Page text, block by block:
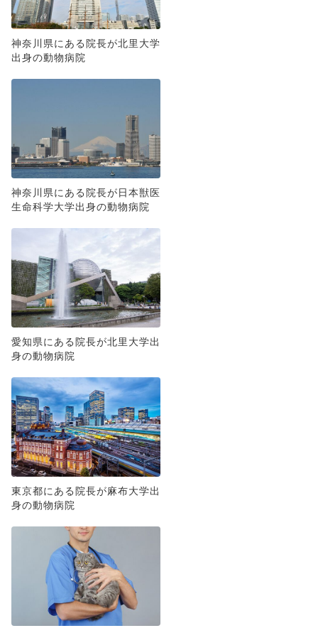
神奈川県にある院長が北里大学
出身の動物病院
神奈川県にある院長が日本獣医
生命科学大学出身の動物病院
愛知県にある院長が北里大学出
身の動物病院
東京都にある院長が麻布大学出
身の動物病院